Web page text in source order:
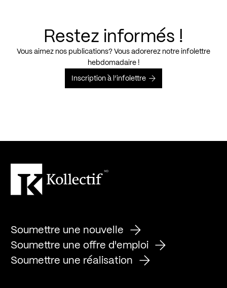
Restez informés !
Vous aimez nos publications? Vous adorerez notre infolettre
hebdomadaire !
Inscription à l’infolettre
Soumettre une nouvelle
Soumettre une offre d'emploi
Soumettre une réalisation